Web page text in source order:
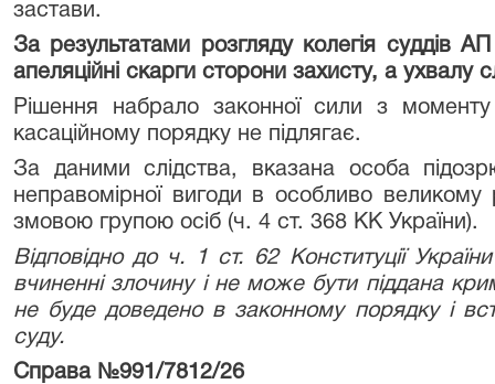
застави.
За результатами розгляду колегія суддів
апеляційні скарги сторони захисту, а ухвалу
Рішення набрало законної сили з
касаційному порядку не підлягає.
За даними слідства, вказана особа
неправомірної вигоди в особливо
змовою групою осіб (ч. 4 ст. 368 КК України).
Відповідно до ч. 1 ст. 62 Конституції
вчиненні злочину і не може бути піддана
не буде доведено в законному порядку і
суду.
Справа №991/7812/26